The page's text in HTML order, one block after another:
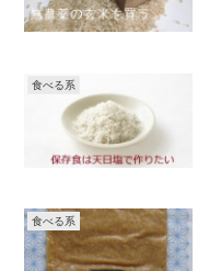
食べる系
食べる系